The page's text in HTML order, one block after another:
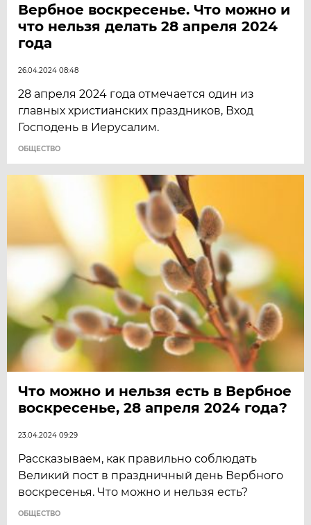
Вербное воскресенье. Что можно и
что нельзя делать 28 апреля 2024
года
26.04.2024 08:48
28 апреля 2024 года отмечается один из
главных христианских праздников, Вход
Господень в Иерусалим.
ОБЩЕСТВО
Что можно и нельзя есть в Вербное
воскресенье, 28 апреля 2024 года?
23.04.2024 09:29
Рассказываем, как правильно соблюдать
Великий пост в праздничный день Вербного
воскресенья. Что можно и нельзя есть?
ОБЩЕСТВО